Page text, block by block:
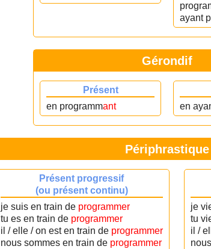
ayant
Gérondif
Présent
en programmant
en
Périphrastique
Présent progressif
(ou présent continu)
je suis en train de programmer
tu es en train de programmer
il / elle / on est en train de programmer
nous sommes en train de programmer
je
tu
il /